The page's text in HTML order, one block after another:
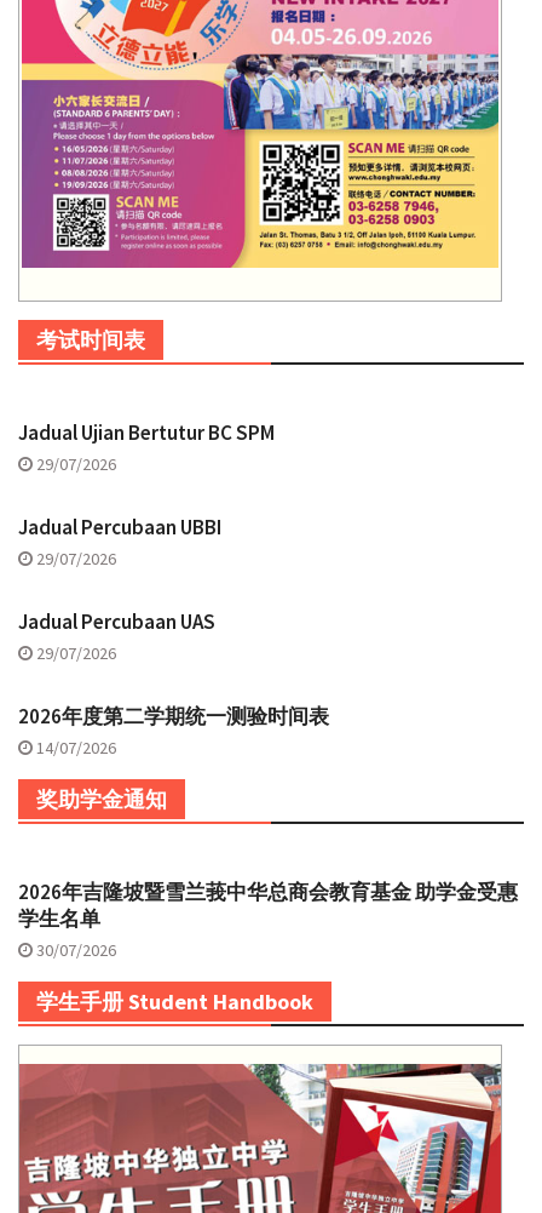
考试时间表
Jadual Ujian Bertutur BC SPM
29/07/2026
Jadual Percubaan UBBI
29/07/2026
Jadual Percubaan UAS
29/07/2026
2026年度第二学期统一测验时间表
14/07/2026
奖助学金通知
2026年吉隆坡暨雪兰莪中华总商会教育基金 助学金受惠
学生名单
30/07/2026
学生手册 Student Handbook